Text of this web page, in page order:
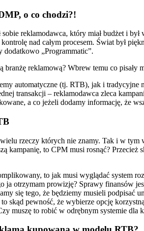
o co chodzi?!
sobie reklamodawca, który miał budżet i
nad całym procesem. Świat był
„Programmatic”.
branżę reklamową? Wbrew temu co pisały
automatyczne (tj. RTB), jak i tradycyjne
transakcji – reklamodawca zleca
a co jeżeli dodamy informację, że
rzeczy których nie znamy. Tak i w
kampanię, to CPM musi rosnąć?
to jak musi wyglądać system
ja otrzymam prowizję? Sprawy finansów
się tego, że będziemy musieli podpisać
to skąd pewność, że wybierze opcję
muszę to robić w odrębnym systemie dla